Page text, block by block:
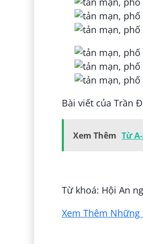
Bài viết của Trần
Xem Thêm Từ
Từ khoá: Hội An
Xem Thêm